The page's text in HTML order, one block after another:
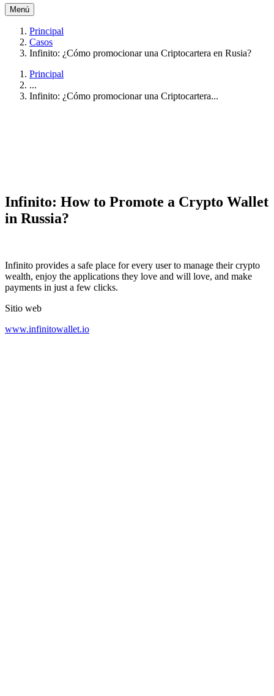
Menú
Principal
Casos
Infinito: ¿Cómo promocionar una Criptocartera en Rusia?
Principal
...
Infinito: ¿Cómo promocionar una Criptocartera...
Infinito: How to Promote a Crypto Wallet
in Russia?
Infinito provides a safe place for every user to manage their crypto
wealth, enjoy the applications they love and will love, and make
payments in just a few clicks.
Sitio web
www.infinitowallet.io